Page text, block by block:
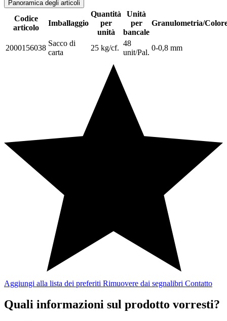
Panoramica degli articoli
Codice
articolo
Imballaggio
Quantità
per
unità
Unità
per
bancale
Granulometria/
2000156038
Sacco di
carta
25 kg/cf.
48
unit/Pal.
0-0,8 mm
Aggiungi alla lista dei preferiti Rimuovere dai segnalibri Contatto
Quali informazioni sul prodotto vorresti?